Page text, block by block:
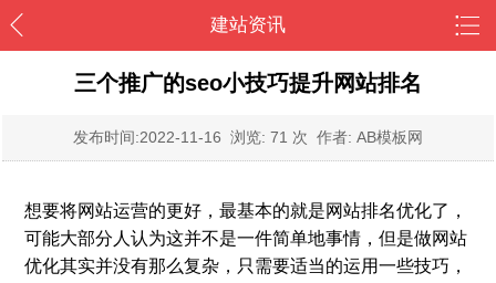
建站资讯
三个推广的seo小技巧提升网站排名
发布时间:2022-11-16 浏览: 71 次 作者: AB模板网
想要将网站运营的更好，最基本的就是网站排名优化了，
可能大部分人认为这并不是一件简单地事情，但是做网站
优化其实并没有那么复杂，只需要适当的运用一些技巧，